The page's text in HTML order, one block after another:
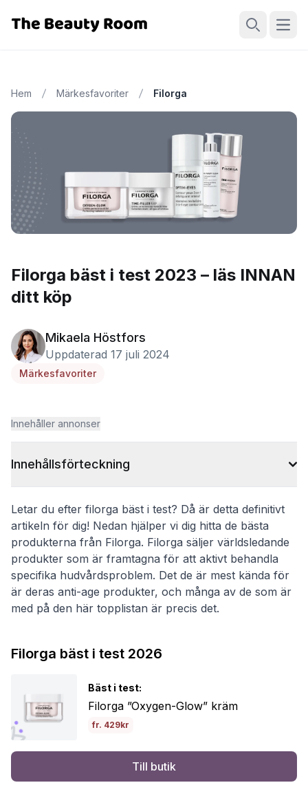
Hem Märkesfavoriter Filorga
Filorga bäst i test 2023 – läs INNAN
ditt köp
Mikaela Höstfors
Uppdaterad 17 juli 2024
Märkesfavoriter
Innehåller annonser
Innehållsförteckning
Letar du efter filorga bäst i test? Då är detta definitivt
artikeln för dig! Nedan hjälper vi dig hitta de bästa
produkterna från Filorga. Filorga säljer världsledande
produkter som är framtagna för att aktivt behandla
specifika hudvårdsproblem. Det de är mest kända för
är deras anti-age produkter, och många av de som är
med på den här topplistan är precis det.
Filorga bäst i test 2026
Bäst i test:
Filorga ”Oxygen-Glow” kräm
fr. 429kr
Till butik